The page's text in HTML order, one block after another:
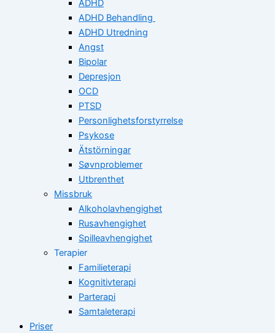
ADHD
ADHD Behandling
ADHD Utredning
Angst
Bipolar
Depresjon
OCD
PTSD
Personlighetsforstyrrelse
Psykose
Ätstörningar
Søvnproblemer
Utbrenthet
Missbruk
Alkoholavhengighet
Rusavhengighet
Spilleavhengighet
Terapier
Familieterapi
Kognitivterapi
Parterapi
Samtaleterapi
Priser